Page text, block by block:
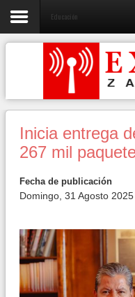
Educación
Inicia entrega
267 mil
Fecha de publicación
Domingo, 31 Agosto